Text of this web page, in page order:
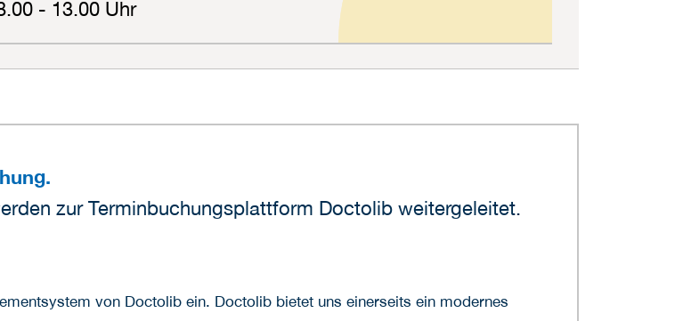
- 13.00 Uhr
zur Terminbuchungsplattform Doctolib weitergeleitet.
von Doctolib ein. Doctolib bietet uns einerseits ein modernes